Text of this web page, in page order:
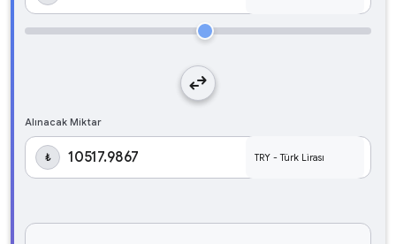
swap_horiz
Alınacak Miktar
₺